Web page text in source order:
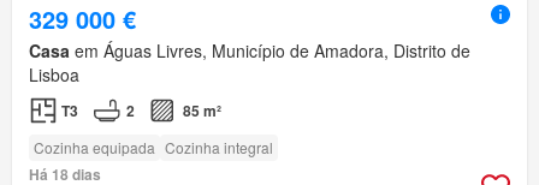
329 000 €
Casa em Águas Livres, Município de Amadora, Distrito de
Lisboa
T3 2 85 m²
Cozinha equipada Cozinha integral
Há 18 dias